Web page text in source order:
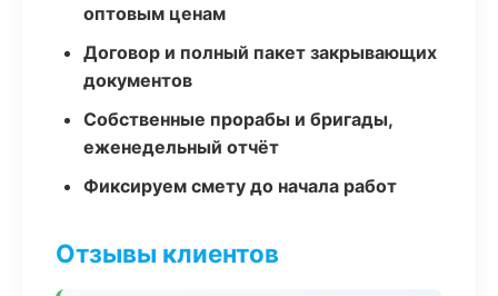
оптовым ценам
Договор и полный пакет закрывающих
документов
Собственные прорабы и бригады,
еженедельный отчёт
Фиксируем смету до начала работ
Отзывы клиентов